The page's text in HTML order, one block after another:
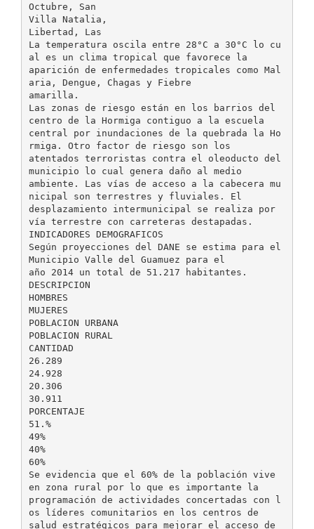
Octubre, San
Villa Natalia,
Libertad, Las
La temperatura oscila entre 28°C a 30°C lo cu
al es un clima tropical que favorece la
aparición de enfermedades tropicales como Mal
aria, Dengue, Chagas y Fiebre
amarilla.
Las zonas de riesgo están en los barrios del
centro de la Hormiga contiguo a la escuela
central por inundaciones de la quebrada la Ho
rmiga. Otro factor de riesgo son los
atentados terroristas contra el oleoducto del
municipio lo cual genera daño al medio
ambiente. Las vías de acceso a la cabecera mu
nicipal son terrestres y fluviales. El
desplazamiento intermunicipal se realiza por
vía terrestre con carreteras destapadas.
INDICADORES DEMOGRAFICOS
Según proyecciones del DANE se estima para el
Municipio Valle del Guamuez para el
año 2014 un total de 51.217 habitantes.
DESCRIPCION
HOMBRES
MUJERES
POBLACION URBANA
POBLACION RURAL
CANTIDAD
26.289
24.928
20.306
30.911
PORCENTAJE
51.%
49%
40%
60%
Se evidencia que el 60% de la población vive
en zona rural por lo que es importante la
programación de actividades concertadas con l
os líderes comunitarios en los centros de
salud estratégicos para mejorar el acceso de